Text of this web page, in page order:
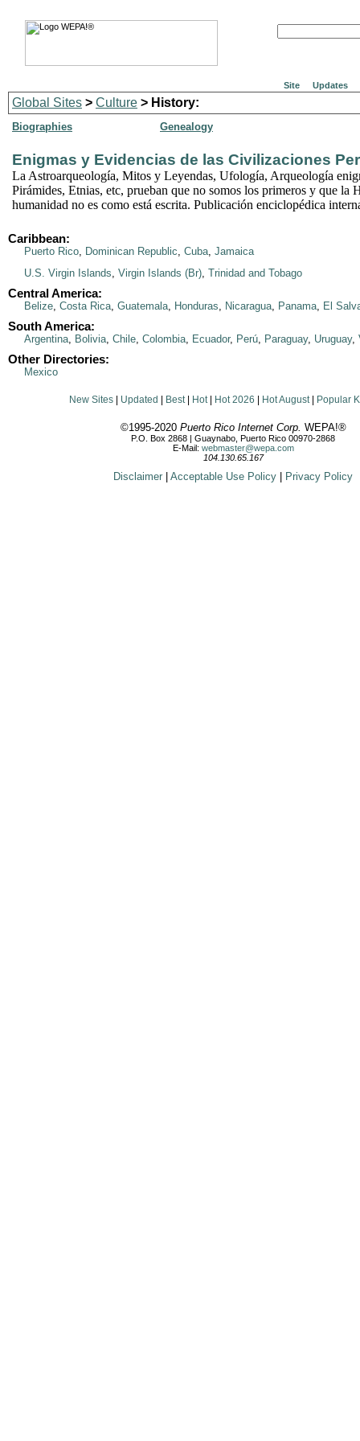
Site Updates
Global Sites > Culture > History:
Biographies Genealogy
Enigmas y Evidencias de las Civilizaciones
La Astroarqueología, Mitos y Leyendas, Ufología, Arqueología
Pirámides, Etnias, etc, prueban que no somos los primeros y que la
humanidad no es como está escrita. Publicación enciclopédica
Caribbean:
Puerto Rico, Dominican Republic, Cuba, Jamaica
U.S. Virgin Islands, Virgin Islands (Br), Trinidad and Tobago
Central America:
Belize, Costa Rica, Guatemala, Honduras, Nicaragua, Panama, El
South America:
Argentina, Bolivia, Chile, Colombia, Ecuador, Perú, Paraguay, Uruguay,
Other Directories:
Mexico
New Sites Updated Best| Hot| Hot 2026 Hot August| Popular
©1995-2020 Puerto Rico Internet Corp. WEPA!®
P.O. Box 2868 | Guaynabo, Puerto Rico 00970-2868
E-Mail: webmaster@wepa.com
104.130.65.167
Disclaimer Acceptable Use Policy Privacy Policy